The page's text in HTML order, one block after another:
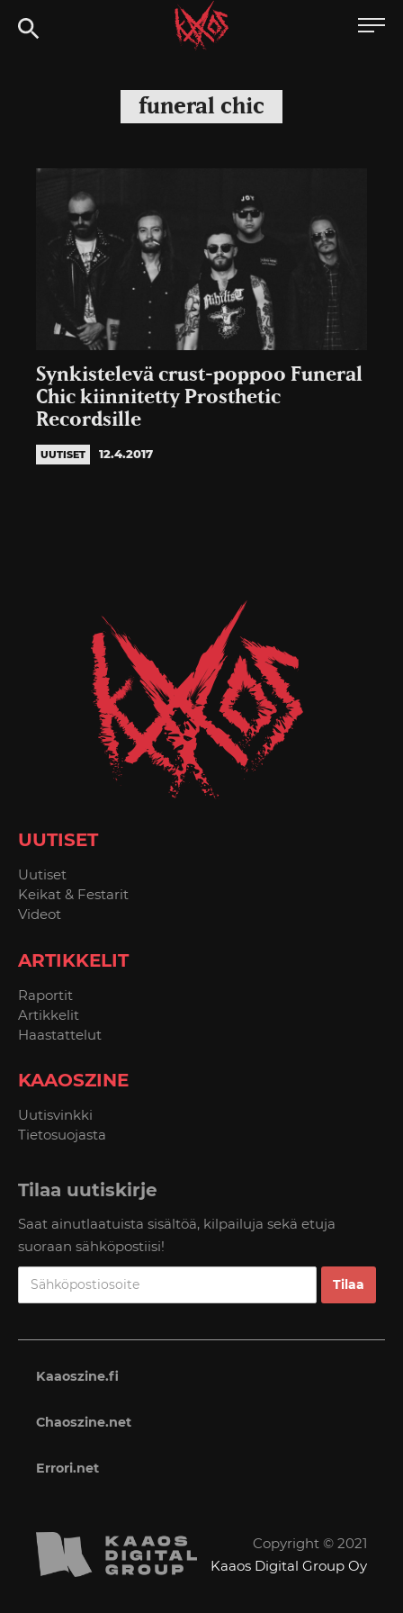
Siirry
suoraan
Kaaoszine
funeral chic
Synkistelevä crust-poppoo Funeral
Chic kiinnitetty Prosthetic
Recordsille
UUTISET 12.4.2017
UUTISET
Uutiset
Keikat & Festarit
Videot
ARTIKKELIT
Raportit
Artikkelit
Haastattelut
KAAOSZINE
Uutisvinkki
Tietosuojasta
Tilaa uutiskirje
Saat ainutlaatuista sisältöä, kilpailuja sekä etuja
suoraan sähköpostiisi!
Kaaoszine.fi
Chaoszine.net
Errori.net
Copyright © 2021
Kaaos Digital Group Oy